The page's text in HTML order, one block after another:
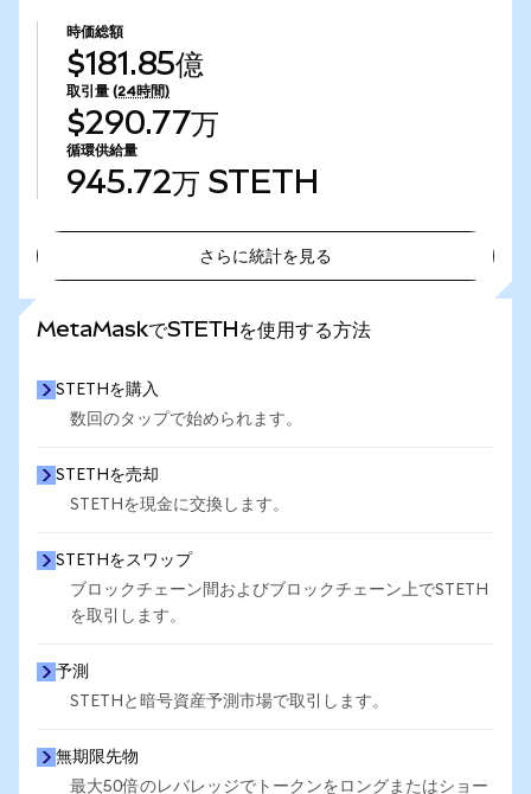
時価総額
$181.85億
取引量 (24時間)
$290.77万
循環供給量
945.72万 STETH
さらに統計を見る
MetaMaskでSTETHを使用する方法
STETHを購入
数回のタップで始められます。
STETHを売却
STETHを現金に交換します。
STETHをスワップ
ブロックチェーン間およびブロックチェーン上でSTETH
を取引します。
予測
STETHと暗号資産予測市場で取引します。
無期限先物
最大50倍のレバレッジでトークンをロングまたはショー